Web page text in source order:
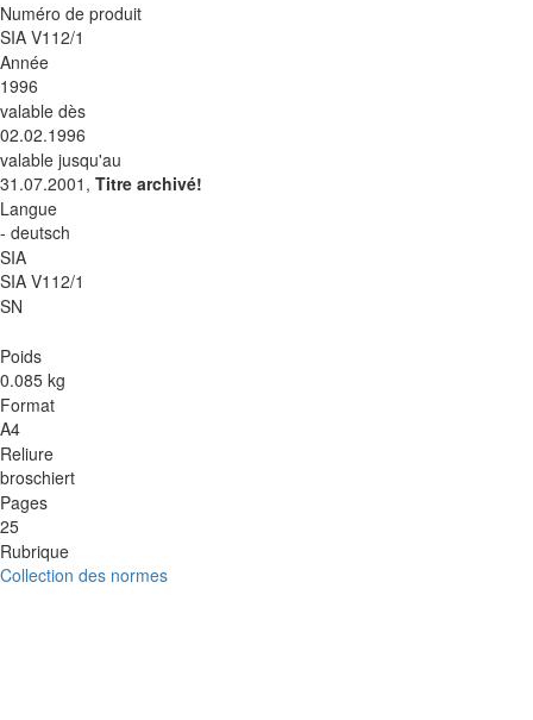
Numéro de produit
SIA V112/1
Année
1996
valable dès
02.02.1996
valable jusqu'au
31.07.2001, Titre archivé!
Langue
- deutsch
SIA
SIA V112/1
SN
Poids
0.085 kg
Format
A4
Reliure
broschiert
Pages
25
Rubrique
Collection des normes